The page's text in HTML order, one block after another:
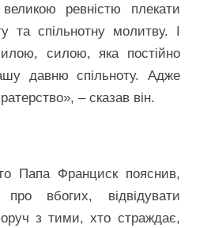
ревністю плекати
та спільнотну молитву. І
силою, яка постійно
давню спільноту. Адже
– сказав він.
Папа Франциск пояснив,
вбогих, відвідувати
з тими, хто страждає,